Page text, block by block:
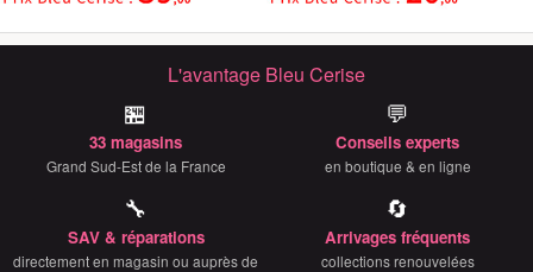
L'avantage Bleu Cerise
🏪
33 magasins
Grand Sud-Est de la France
💬
Conseils experts
en boutique & en ligne
🔧
SAV & réparations
directement en magasin ou auprès de
🔄
Arrivages fréquents
collections renouvelées